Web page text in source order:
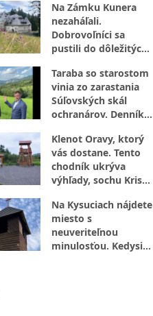
Na Zámku Kunera
nezaháľali.
Dobrovoľníci sa
pustili do dôležitých
Taraba so starostom
vinia zo zarastania
Súľovských skál
ochranárov. Denník
Klenot Oravy, ktorý
vás dostane. Tento
chodník ukrýva
výhľady, sochu Krista
Na Kysuciach nájdete
miesto s
neuveriteľnou
minulosťou. Kedysi